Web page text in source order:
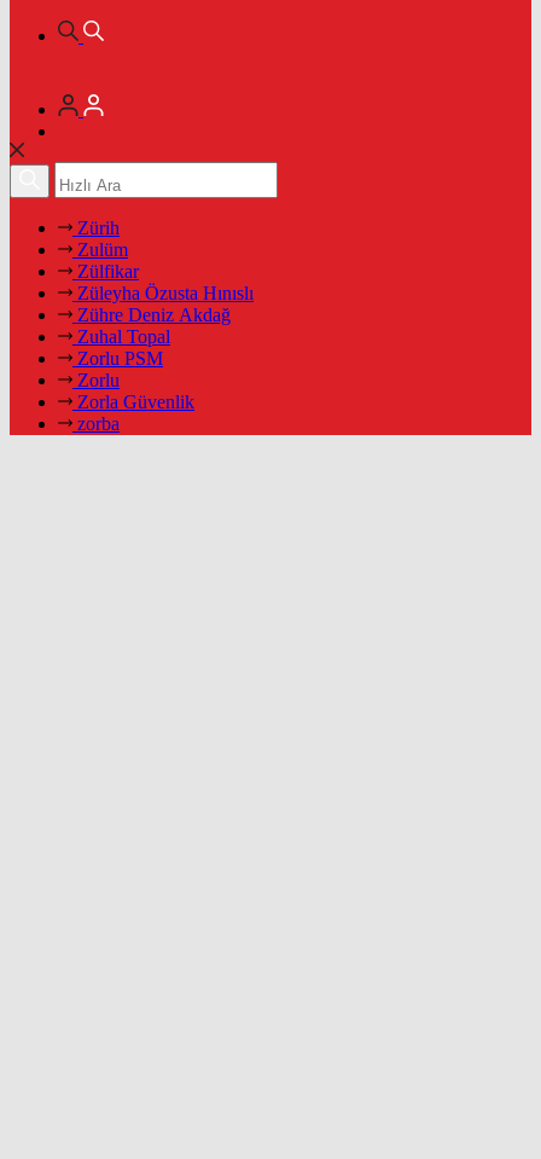
Zürih
Zulüm
Zülfikar
Züleyha Özusta Hınıslı
Zühre Deniz Akdağ
Zuhal Topal
Zorlu PSM
Zorlu
Zorla Güvenlik
zorba